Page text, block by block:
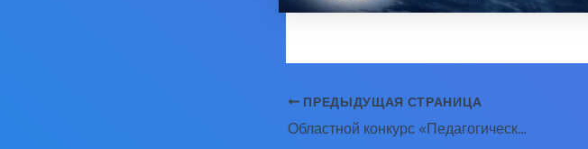
Навигация
по
ПРЕДЫДУЩАЯ СТРАНИЦА
Областной конкурс «Педагогические надежды»